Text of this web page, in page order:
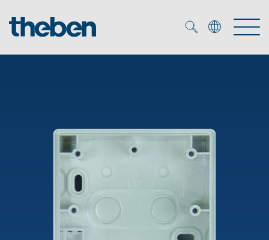
Smart Home
DALI
Läsnäolo- ja liiketunnistimet
OEM ratkaisuja
Ratkaisuja
KNX-järjestelmät